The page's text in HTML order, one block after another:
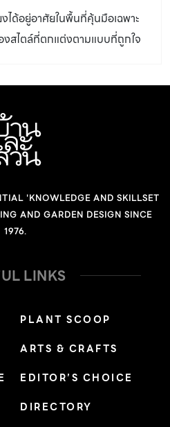
ได้อยู่อาศัยในพื้นที่คุ้นมือเฉพาะ
องสไตล์ที่ตกแต่งตามแบบที่ถูกใจ
'KNOWLEDGE AND SKILLSET
AND GARDEN DESIGN SINCE
1976.
LINKS
PLANT SCOOP
ARTS & CRAFTS
EDITOR’S CHOICE
DIRECTORY